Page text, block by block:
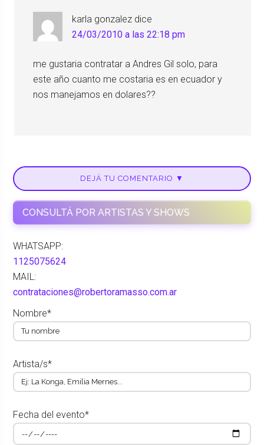
karla gonzalez dice
24/03/2010 a las 22:18 pm
me gustaria contratar a Andres Gil solo, para
este año cuanto me costaria es en ecuador y
nos manejamos en dolares??
DEJÁ TU COMENTARIO ▼
CONSULTÁ POR ARTISTAS Y SHOWS
WHATSAPP:
1125075624
MAIL:
contrataciones@robertoramasso.com.ar
Nombre*
Artista/s*
Fecha del evento*